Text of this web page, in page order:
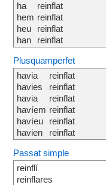
ha
hem
heu
han
reinflat
reinflat
reinflat
reinflat
Plusquamperfet
havia
havies
havia
havíem
havíeu
havien
reinflat
reinflat
reinflat
reinflat
reinflat
reinflat
Passat simple
reinflí
reinflares